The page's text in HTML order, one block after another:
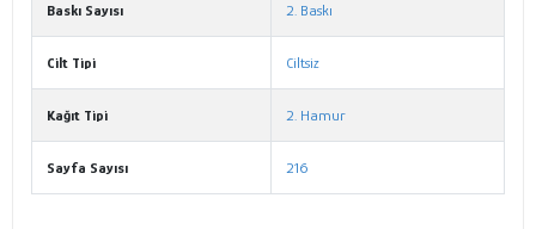
Baskı Sayısı 2. Baskı
Cilt Tipi Ciltsiz
Kağıt Tipi 2. Hamur
Sayfa Sayısı 216